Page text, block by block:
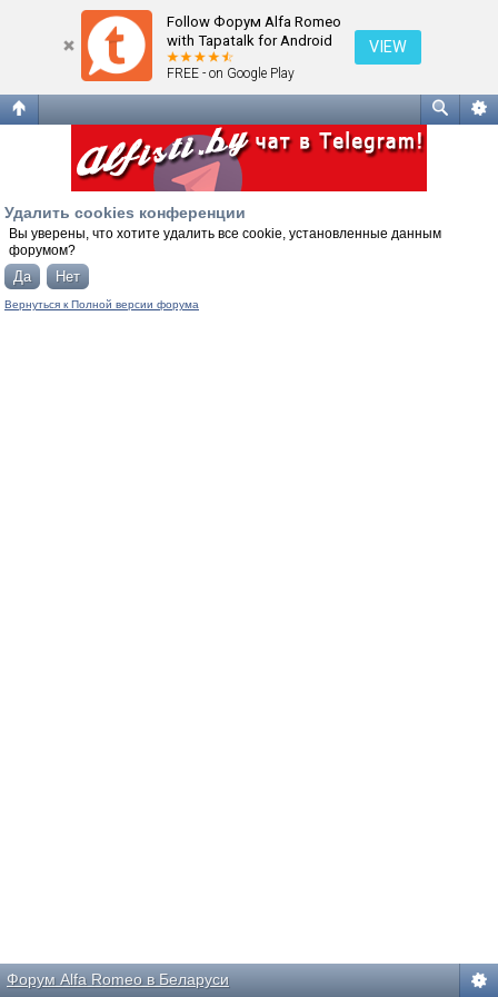
Follow Форум Alfa Romeo
with Tapatalk for Android
FREE - on Google Play
VIEW
Удалить cookies конференции
Удалить cookies конференции
Вы уверены, что хотите удалить все cookie, установленные данным
форумом?
Вернуться к Полной версии форума
Форум Alfa Romeo в Беларуси